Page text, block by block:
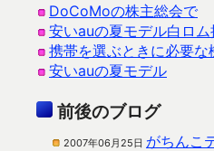
DoCoMoの株主総会で
安いauの夏モデル白ロム
携帯を選ぶときに必要
安いauの夏モデル
前後のブログ
2007年06月25日 がちんこ